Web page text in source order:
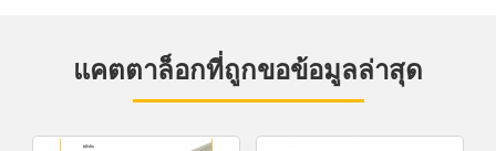
แคตตาล็อกที่ถูกขอข้อมูลล่าสุด